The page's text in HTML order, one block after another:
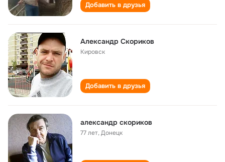
Добавить в друзья
Александр Скориков
Кировск
Добавить в друзья
александр скориков
77 лет,Донецк